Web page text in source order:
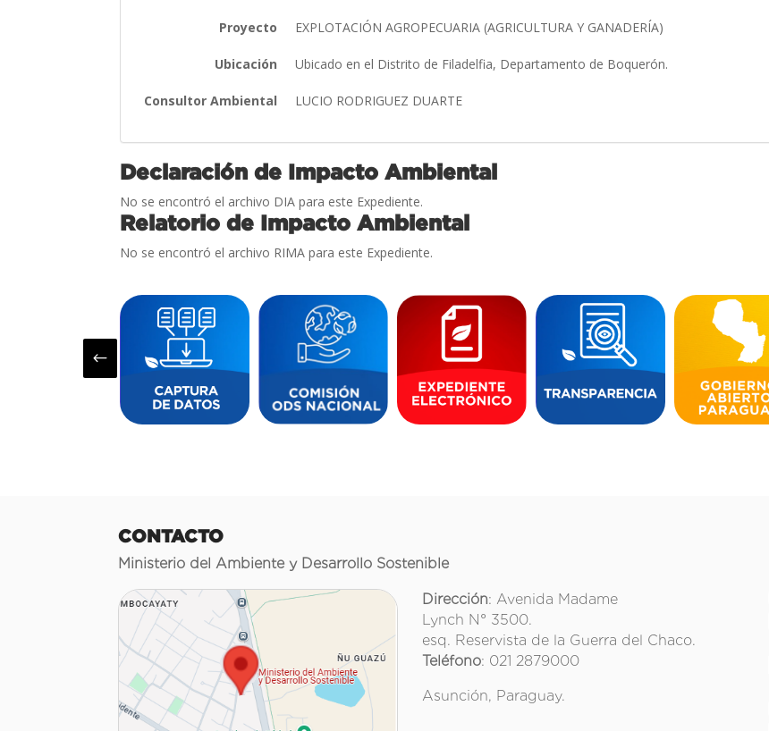
Proyecto EXPLOTACIÓN AGROPECUARIA (AGRICULTURA Y GANADERÍA)
Ubicación Ubicado en el Distrito de Filadelfia, Departamento de Boquerón.
Consultor Ambiental LUCIO RODRIGUEZ DUARTE
Declaración de Impacto Ambiental
No se encontró el archivo DIA para este Expediente.
Relatorio de Impacto Ambiental
No se encontró el archivo RIMA para este Expediente.
#
CONTACTO
Ministerio del Ambiente y Desarrollo Sostenible
Dirección: Avenida Madame
Lynch N° 3500.
esq. Reservista de la Guerra del Chaco.
Teléfono: 021 2879000
Asunción, Paraguay.